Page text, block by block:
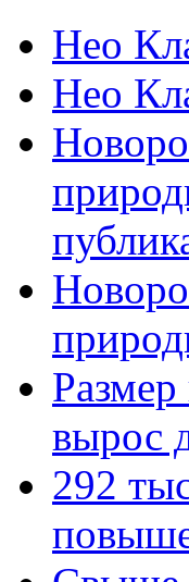
Нео
Нео
вырос
292